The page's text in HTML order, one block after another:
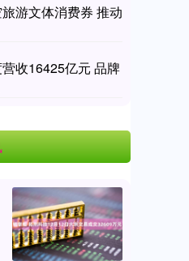
游文体消费券 推动
收16425亿元 品牌